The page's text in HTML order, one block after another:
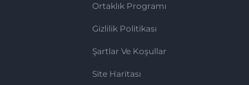
Ortaklık Programı
Gizlilik Politikası
Şartlar Ve Koşullar
Site Haritası